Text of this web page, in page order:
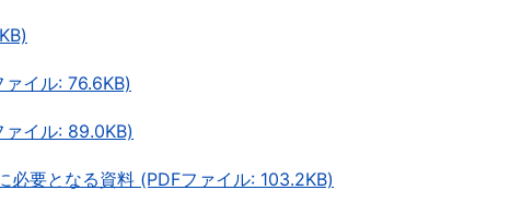
イル: 76.6KB)
イル: 89.0KB)
必要となる資料 (PDFファイル: 103.2KB)